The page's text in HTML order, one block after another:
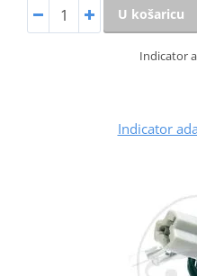
U košaricu
Indicator
Indicator